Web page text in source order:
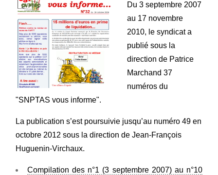
Du 3 septembre 2007
au 17 novembre
2010, le syndicat a
publié sous la
direction de Patrice
Marchand 37
numéros du
"SNPTAS vous informe".
La publication s’est poursuivie jusqu’au numéro 49 en
octobre 2012 sous la direction de Jean-François
Huguenin-Virchaux.
Compilation des n°1 (3 septembre 2007) au n°10